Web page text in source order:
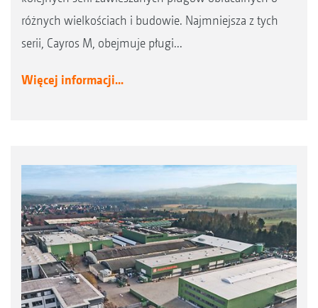
różnych wielkościach i budowie. Najmniejsza z tych
serii, Cayros M, obejmuje pługi...
Więcej informacji...